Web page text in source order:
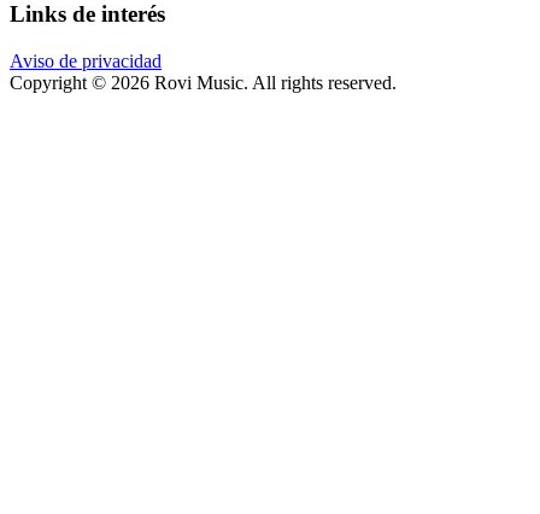
Links de interés
Aviso de privacidad
Copyright © 2026 Rovi Music. All rights reserved.